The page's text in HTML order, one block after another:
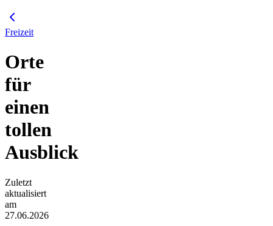
Freizeit
Orte
für
einen
tollen
Ausblick
Zuletzt
aktualisiert
am
27.06.2026